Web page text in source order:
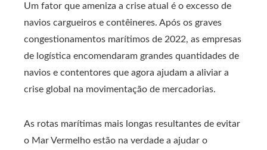
Um fator que ameniza a crise atual é o excesso de
navios cargueiros e contêineres. Após os graves
congestionamentos marítimos de 2022, as empresas
de logística encomendaram grandes quantidades de
navios e contentores que agora ajudam a aliviar a
crise global na movimentação de mercadorias.
As rotas marítimas mais longas resultantes de evitar
o Mar Vermelho estão na verdade a ajudar o